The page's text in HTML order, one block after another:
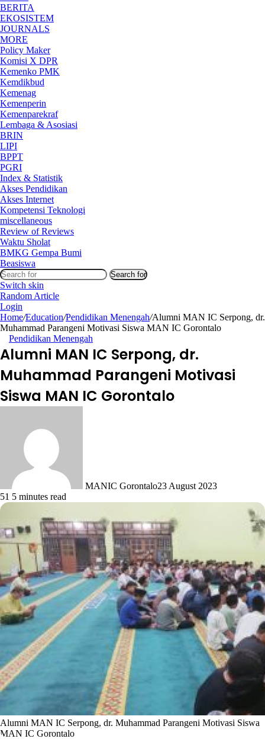
BERITA
EKOSISTEM
JOURNALS
MORE
Policy Maker
Komisi X DPR
Kemenko PMK
Kemdikbud
Kemenag
Kemenperin
Kemenparekraf
Lembaga & Asosiasi
BRIN
LIPI
BPPT
PGRI
Index & Statistik
Akses Pendidikan
Akses Internet
Kompetensi Teknologi
miscellaneous
Review of Reviews
Waktu Sholat
BMKG Gempa Bumi
Beasiswa
Search for
Switch skin
Random Article
Login
Home/Education/Pendidikan Menengah/Alumni MAN IC Serpong, dr.
Muhammad Parangeni Motivasi Siswa MAN IC Gorontalo
Pendidikan Menengah
Alumni MAN IC Serpong, dr.
Muhammad Parangeni Motivasi
Siswa MAN IC Gorontalo
MANIC Gorontalo23 August 2023
51 5 minutes read
Alumni MAN IC Serpong, dr. Muhammad Parangeni Motivasi Siswa
MAN IC Gorontalo